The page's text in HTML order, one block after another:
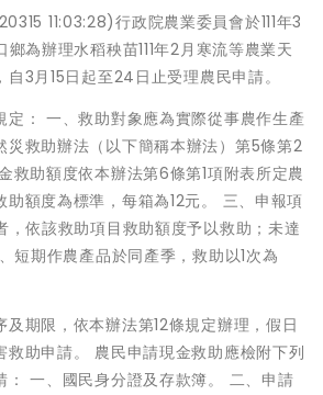
11:03:28)行政院農業委員會於111年3
為辦理水稻秧苗111年2月寒流等農業天
3月15日起至24日止受理農民申請。
定： 一、救助對象應為實際從事農作生產
災救助辦法（以下簡稱本辦法）第5條第2
救助額度依本辦法第6條第1項附表所定農
額度為標準，每箱為12元。 三、申報項
，依該救助項目救助額度予以救助；未達
短期作農產品於同產季，救助以1次為
期限，依本辦法第12條規定辦理，假日
救助申請。 農民申請現金救助應檢附下列
： 一、國民身分證及存款簿。 二、申請